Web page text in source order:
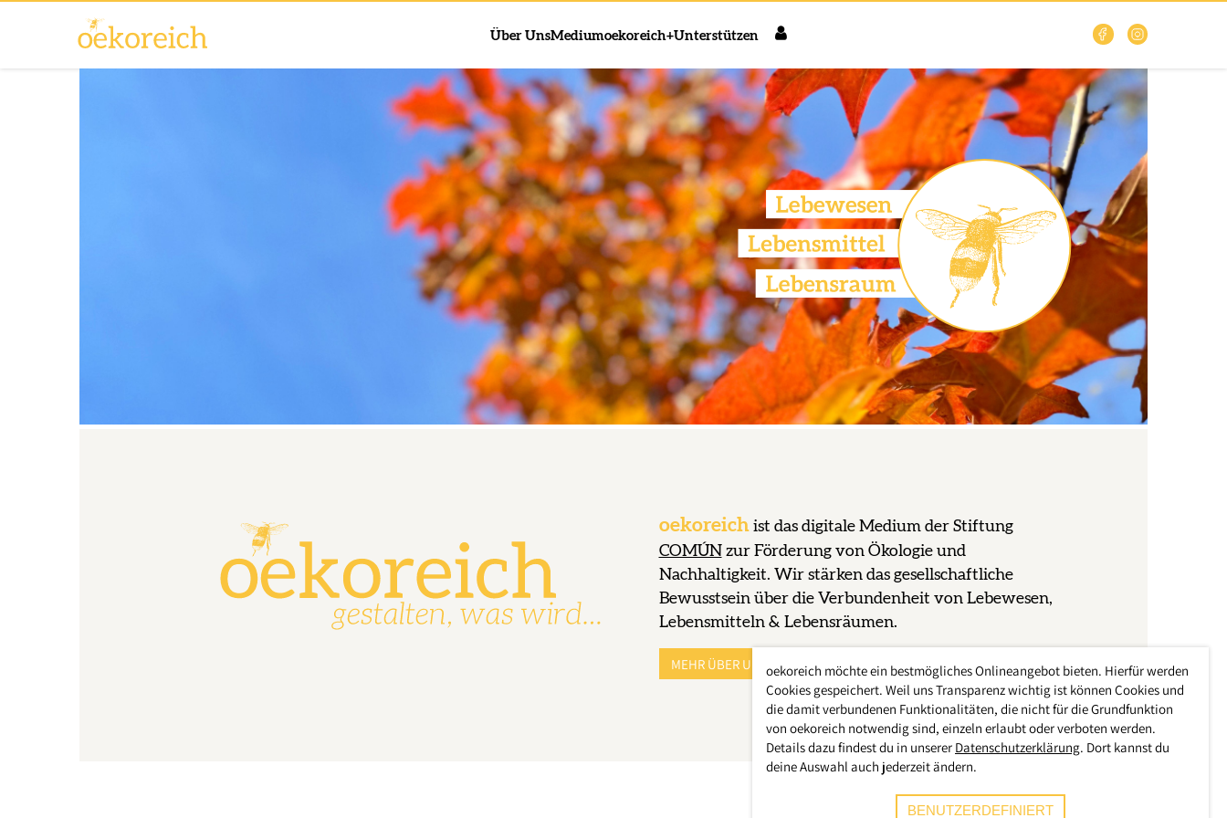
Über UnsMediumoekoreich+Unterstützen
oekoreichist das digitale Medium der Stiftung
COMÚNzur Förderung von Ökologie und
Nachhaltigkeit. Wir stärken das gesellschaftliche
Bewusstsein über die Verbundenheit von Lebewesen,
Lebensmitteln & Lebensräumen.
MEHR ÜBER UNS ERFAHRENoekoreich möchte ein bestmögliches Onlineangebot bieten. Hierfür werden
Cookies gespeichert. Weil uns Transparenz wichtig ist können Cookies und
die damit verbundenen Funktionalitäten, die nicht für die Grundfunktion
von oekoreich notwendig sind, einzeln erlaubt oder verboten werden.
Details dazu findest du in unserer Datenschutzerklärung. Dort kannst du
deine Auswahl auch jederzeit ändern.
BENUTZERDEFINIERT